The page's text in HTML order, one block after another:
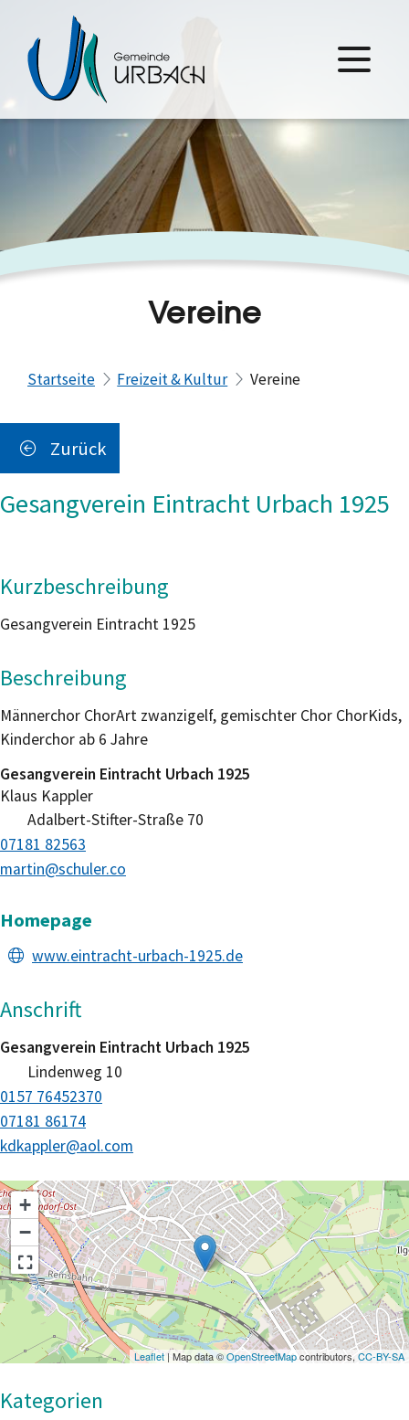
Vereine
Startseite Freizeit & Kultur Vereine
Zurück
Gesangverein Eintracht Urbach 1925
Kurzbeschreibung
Gesangverein Eintracht 1925
Beschreibung
Männerchor ChorArt zwanzigelf, gemischter Chor ChorKids,
Kinderchor ab 6 Jahre
Klaus Kappler
Gesangverein Eintracht Urbach 1925
Adalbert-Stifter-Straße 70
martin@schuler.co
07181 82563
Homepage
www.eintracht-urbach-1925.de
Anschrift
Gesangverein Eintracht Urbach 1925
Lindenweg 10
kdkappler@aol.com
07181 86174
0157 76452370
+
−
Leaflet | Map data ©OpenStreetMapcontributors,CC-BY-SA